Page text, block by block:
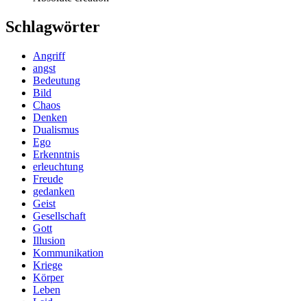
Schlagwörter
Angriff
angst
Bedeutung
Bild
Chaos
Denken
Dualismus
Ego
Erkenntnis
erleuchtung
Freude
gedanken
Geist
Gesellschaft
Gott
Illusion
Kommunikation
Kriege
Körper
Leben